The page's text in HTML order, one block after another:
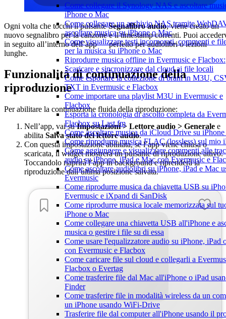
Come collegare il Synology NAS e ascoltare
iPhone o Mac
Come collegare un archivio NAS tramite
ascoltare musica su iPhone o Mac
Come visualizzare testi incorporati, commenti e
per la musica su iPhone o Mac
Riprodurre musica offline in Evermusic e Flacbox:
Scaricare e sincronizzare dal cloud ai file locali
Come esportare la collezione di brani in M3U,
TXT in Evermusic e Flacbox
Come importare una playlist M3U in Evermusic e
Flacbox
Esporta la cronologia di ascolto completa da
Flacbox su Last.fm
Come ascoltare musica da iCloud Drive su
Come riprodurre musica FLAC (lossless) sul mio
Come aggiungere e visualizzare commenti alle
audio su iPhone, iPad e Mac con Evermusic e
Come ascoltare audiolibri su iPhone, iPad e Mac
Evermusic
Come riprodurre musica da chiavetta USB su
Evermusic e iXpand di SanDisk
Come riprodurre musica locale memorizzata sul
iPhone o Mac
Come collegare una chiavetta USB all'iPhone e
musica o gestire i file su di essa
Come usare l'equalizzatore audio su iPhone, iPad
con Evermusic e Flacbox
Come caricare file sul cloud e collegarli a
Flacbox o Evertag
Come trasferire file dal Mac all'iPhone o iPad
Finder
Come trasferire file in modalità wireless da un
un iPhone usando WiFi-Drive
Trasferire file dal computer all'iPhone usando il
Ogni volta che tocchi il pulsanteSegnalibro audio, viene creato un
nuovo segnalibro per la canzone e il timestamp correnti. Puoi
in seguito all’interno dell’app — perfetto per audiolibri o lezioni
lunghe.
Funzionalità di continuazione della
riproduzione
Per abilitare la continuazione fluida della riproduzione:
Nell’app, vai suImpostazioni > Lettore audio > Generale e
abilita Salva stato del lettore audio.
Con questa impostazione abilitata, se l’app viene chiusa o
scaricata, il widget mostrerà un pulsante di riproduzione attivo.
Toccandolo riaprirà l’app in background e riprenderà la
riproduzione dall’ultima posizione salvata.